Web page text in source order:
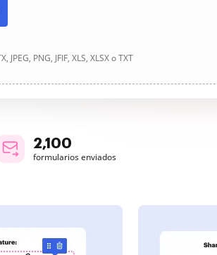
PNG, JFIF, XLS, XLSX o TXT
2,100
formularios enviados